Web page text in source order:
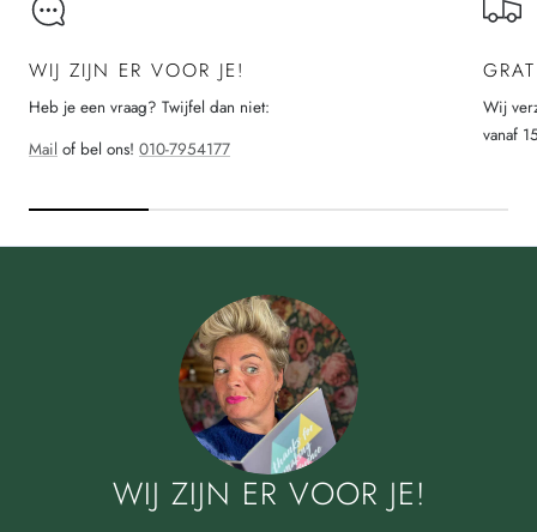
WIJ ZIJN ER VOOR JE!
Heb je een vraag? Twijfel dan niet:
Mail of bel ons! 010-7954177
Wij
vanaf
WIJ ZIJN ER VOOR JE!